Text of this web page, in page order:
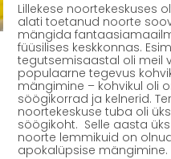
Lillekese noortekeskuses
alati toetanud noorte
mängida
füüsilises keskkonnas.
tegutsemisaastal oli meil
populaarne tegevus
mängimine – kohvikul oli
söögikorrad ja kelnerid.
noortekeskuse tuba oli
söögikoht. Selle aasta
noorte lemmikuid on
apokalüpsise mängimine.